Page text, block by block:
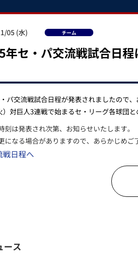
05 (水) チーム
年セ・パ交流戦試合日程
パ交流戦試合日程が発表されましたので、
対巨人3連戦で始まるセ・リーグ各球団
は発表され次第、お知らせいたします。
になる場合がありますので、あらかじめご
戦日程へ
ース